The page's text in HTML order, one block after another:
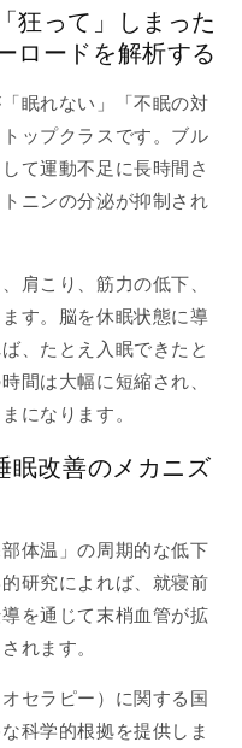
狂って」しまった
ロードを解析する
眠れない」「不眠の対
ップクラスです。ブル
て運動不足に長時間さ
ニンの分泌が抑制され
肩こり、筋力の低下、
す。脳を休眠状態に導
、たとえ入眠できたと
間は大幅に短縮され、
になります。
眠改善のメカニズ
体温」の周期的な低下
研究によれば、就寝前
を通じて末梢血管が拡
れます。
セラピー）に関する国
科学的根拠を提供しま